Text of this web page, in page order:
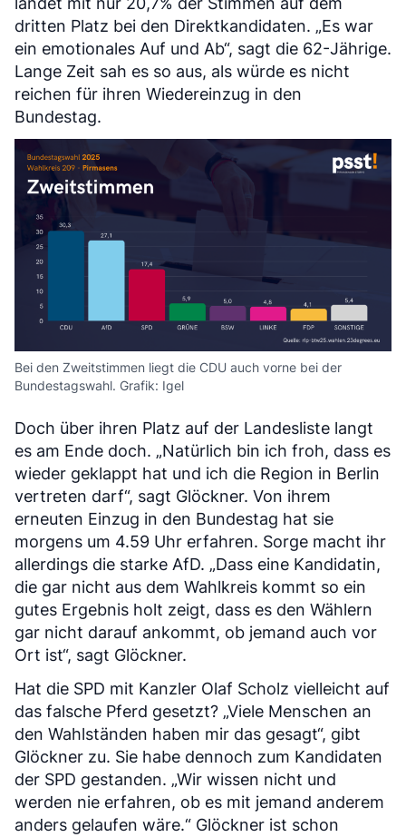
dritten Platz bei den Direktkandidaten. „Es war
ein emotionales Auf und Ab“, sagt die 62-Jährige.
Lange Zeit sah es so aus, als würde es nicht
reichen für ihren Wiedereinzug in den
Bundestag.
Bei den Zweitstimmen liegt die CDU auch vorne bei der
Bundestagswahl. Grafik: Igel
Doch über ihren Platz auf der Landesliste langt
es am Ende doch. „Natürlich bin ich froh, dass es
wieder geklappt hat und ich die Region in Berlin
vertreten darf“, sagt Glöckner. Von ihrem
erneuten Einzug in den Bundestag hat sie
morgens um 4.59 Uhr erfahren. Sorge macht ihr
allerdings die starke AfD. „Dass eine Kandidatin,
die gar nicht aus dem Wahlkreis kommt so ein
gutes Ergebnis holt zeigt, dass es den Wählern
gar nicht darauf ankommt, ob jemand auch vor
Ort ist“, sagt Glöckner.
Hat die SPD mit Kanzler Olaf Scholz vielleicht auf
das falsche Pferd gesetzt? „Viele Menschen an
den Wahlständen haben mir das gesagt“, gibt
Glöckner zu. Sie habe dennoch zum Kandidaten
der SPD gestanden. „Wir wissen nicht und
werden nie erfahren, ob es mit jemand anderem
anders gelaufen wäre.“ Glöckner ist schon